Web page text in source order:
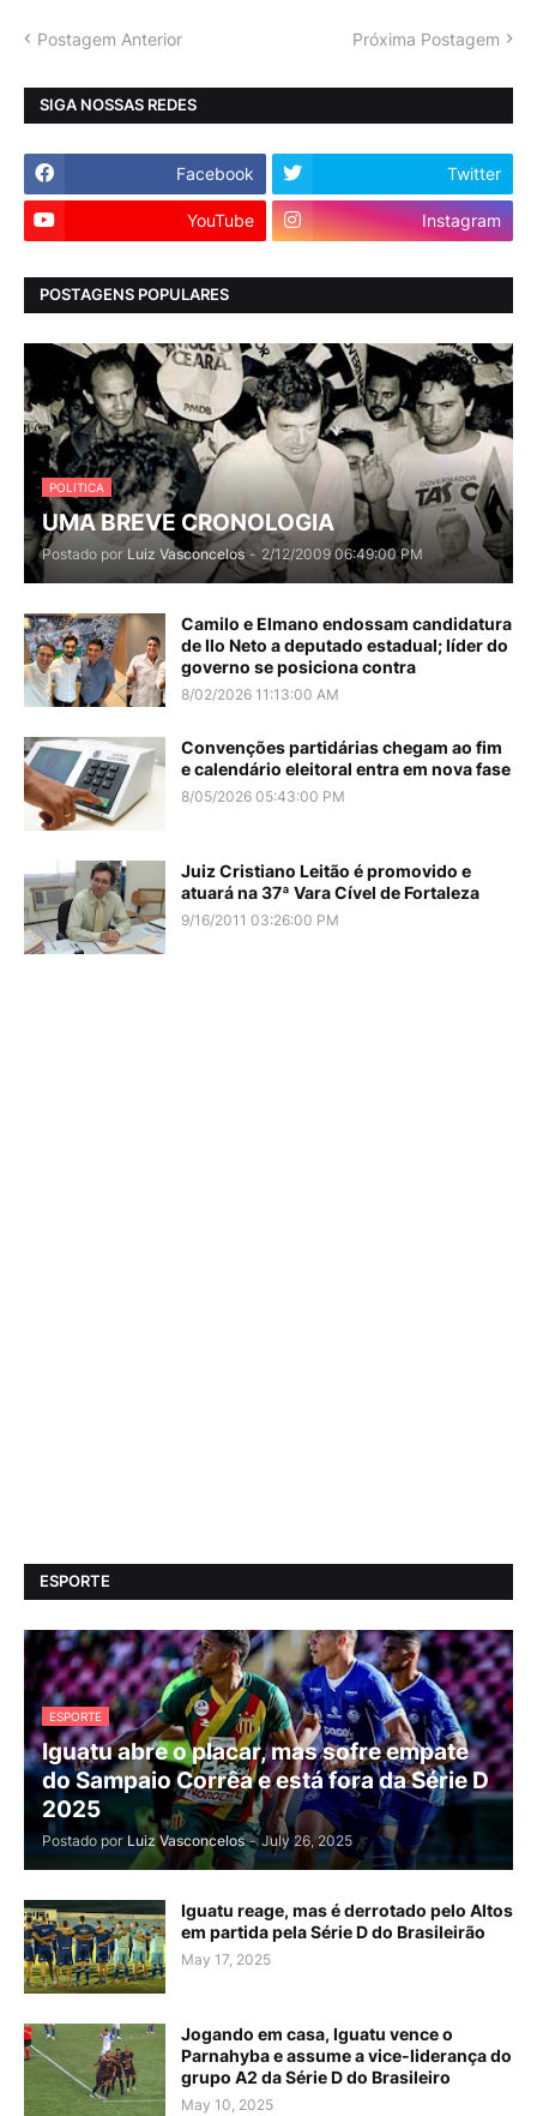
Postagem Anterior Próxima Postagem
SIGA NOSSAS REDES
Facebook Twitter
YouTube Instagram
POSTAGENS POPULARES
POLITICA
UMA BREVE CRONOLOGIA
Postado por Luiz Vasconcelos - 2/12/2009 06:49:00 PM
Camilo e Elmano endossam candidatura
de Ilo Neto a deputado estadual; líder do
governo se posiciona contra
8/02/2026 11:13:00 AM
Convenções partidárias chegam ao fim
e calendário eleitoral entra em nova fase
8/05/2026 05:43:00 PM
Juiz Cristiano Leitão é promovido e
atuará na 37ª Vara Cível de Fortaleza
9/16/2011 03:26:00 PM
ESPORTE
ESPORTE
Iguatu abre o placar, mas sofre empate
do Sampaio Corrêa e está fora da Série D
2025
Postado por Luiz Vasconcelos - July 26, 2025
Iguatu reage, mas é derrotado pelo Altos
em partida pela Série D do Brasileirão
May 17, 2025
Jogando em casa, Iguatu vence o
Parnahyba e assume a vice-liderança do
grupo A2 da Série D do Brasileiro
May 10, 2025